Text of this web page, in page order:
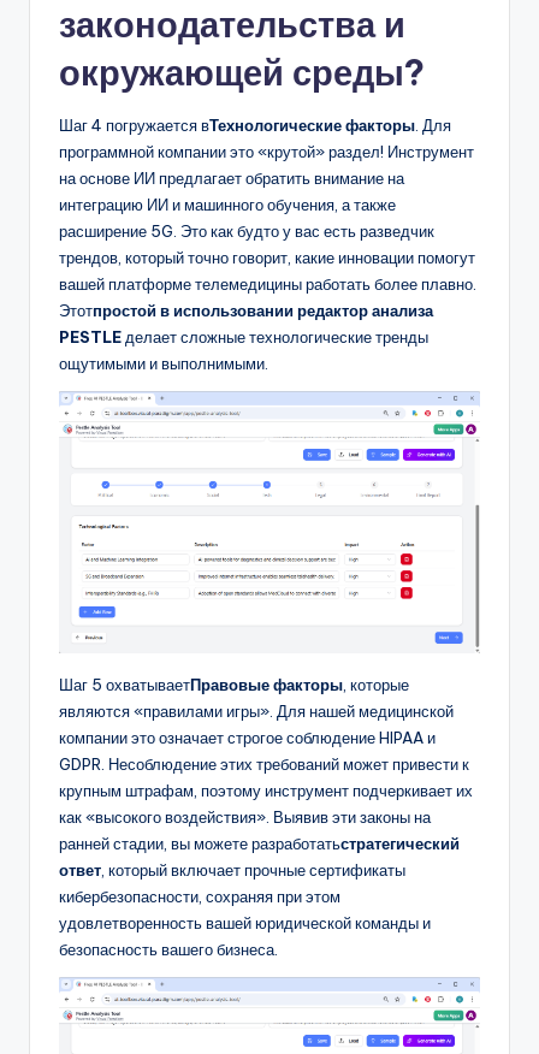
законодательства и
окружающей среды?
Шаг 4 погружается вТехнологические факторы . Для
программной компании это «крутой» раздел! Инструмент
на основе ИИ предлагает обратить внимание на
интеграцию ИИ и машинного обучения, а также
расширение 5G. Это как будто у вас есть разведчик
трендов, который точно говорит, какие инновации помогут
вашей платформе телемедицины работать более плавно.
Этотпростой в использовании редактор анализа
PESTLE делает сложные технологические тренды
ощутимыми и выполнимыми.
Шаг 5 охватываетПравовые факторы, которые
являются «правилами игры». Для нашей медицинской
компании это означает строгое соблюдение HIPAA и
GDPR. Несоблюдение этих требований может привести к
крупным штрафам, поэтому инструмент подчеркивает их
как «высокого воздействия». Выявив эти законы на
ранней стадии, вы можете разработатьстратегический
ответ, который включает прочные сертификаты
кибербезопасности, сохраняя при этом
удовлетворенность вашей юридической команды и
безопасность вашего бизнеса.